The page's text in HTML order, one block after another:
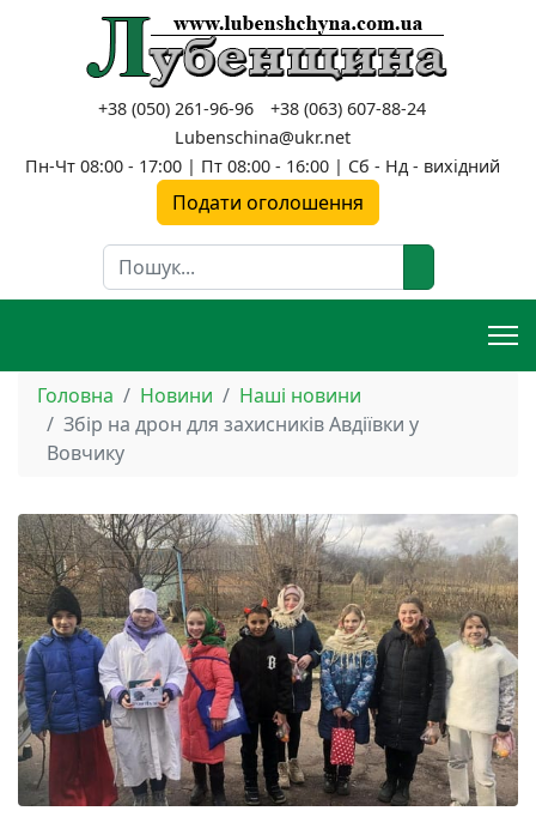
+38 (050) 261-96-96
+38 (063) 607-88-24
Lubenschina@ukr.net
Пн-Чт 08:00 - 17:00 | Пт 08:00 - 16:00 | Сб - Нд - вихідний
Подати оголошення
Пошук
Головна Новини
Наші новини
Збір на дрон для захисників Авдіївки у
Вовчику